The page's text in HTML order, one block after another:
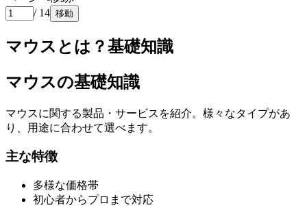
/ 14 移動
マウスとは？基礎知識
マウスの基礎知識
マウスに関する製品・サービスを紹介。様々なタイプがあ
り、用途に合わせて選べます。
主な特徴
多様な価格帯
初心者からプロまで対応